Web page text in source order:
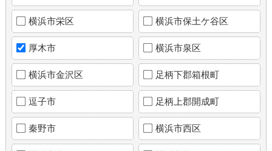
横浜市栄区 横浜市保土ケ谷区
厚木市 横浜市泉区
横浜市金沢区 足柄下郡箱根町
逗子市 足柄上郡開成町
秦野市 横浜市西区